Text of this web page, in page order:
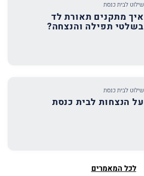
שילוט לבית כנסת
איך מתקנים תאורת לד
בשלטי תפילה והנצחה?
שילוט לבית כנסת
על הנצחות לבית כנסת
לכל המאמרים